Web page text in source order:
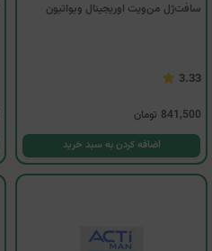
سافت‌ژل من‌ویت اوریجینال ویواتیون
3.33
841,500 تومان
اضافه کردن به سبد خرید